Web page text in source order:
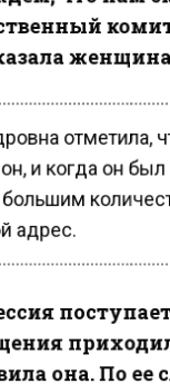
женщина.
отметила,
и когда он был
большим
адрес.
она. По ее